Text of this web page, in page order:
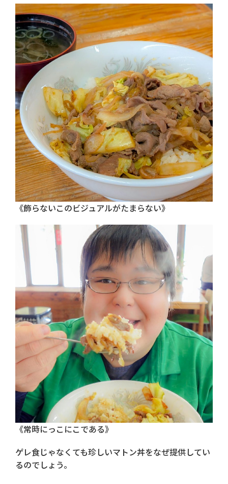
《飾らないこのビジュアルがたまらない》
《常時にっこにこである》
ゲレ食じゃなくても珍しいマトン丼をなぜ提供してい
るのでしょう。